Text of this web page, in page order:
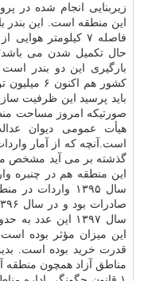
زیربنایی انجام شده در
بارگیری این دو بندر
کشور هم
باید پرسید این ظرفیت
است.آنچه که از آمار
گذشته بر می آید مشخص می
این منطقه هم در چنبره
این میزان مؤثر بوده
قدرت خرید بوده است.
مناطق آزاد همچون منطقه